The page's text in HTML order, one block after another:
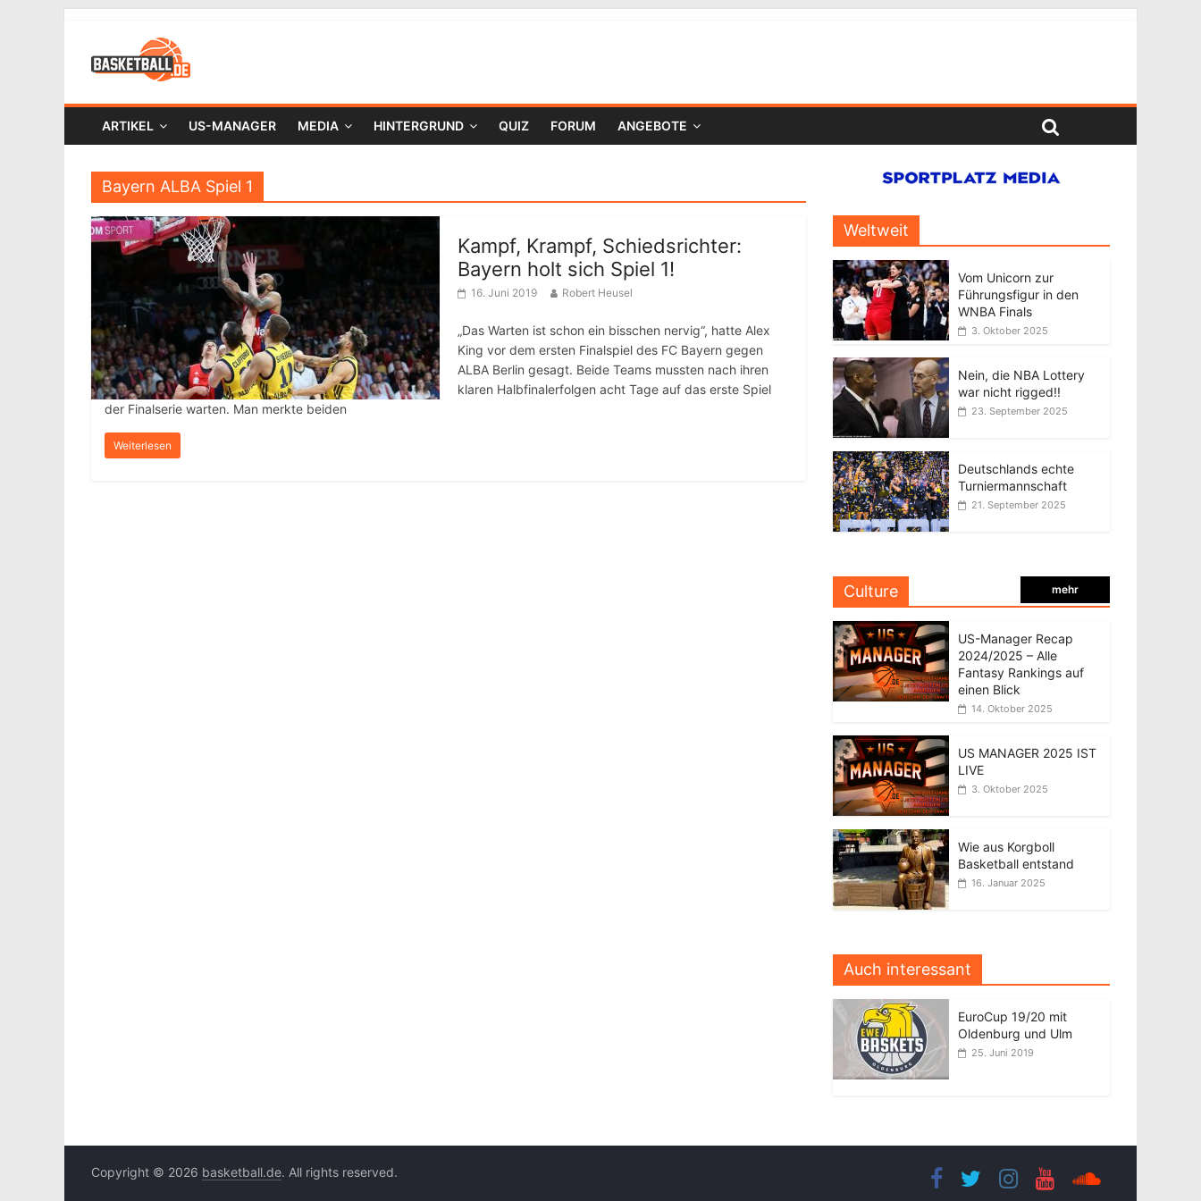
ARTIKEL US-MANAGER MEDIA HINTERGRUND QUIZ FORUM ANGEBOTE
Bayern ALBA Spiel 1
Kampf, Krampf, Schiedsrichter:
Bayern holt sich Spiel 1!
16. Juni 2019 Robert Heusel
„Das Warten ist schon ein bisschen nervig“, hatte Alex
King vor dem ersten Finalspiel des FC Bayern gegen
ALBA Berlin gesagt. Beide Teams mussten nach ihren
klaren Halbfinalerfolgen acht Tage auf das erste Spiel
der Finalserie warten. Man merkte beiden
Weiterlesen
Weltweit
Vom Unicorn zur
Führungsfigur in den
WNBA Finals
3. Oktober 2025
Nein, die NBA Lottery
war nicht rigged!!
23. September 2025
Deutschlands echte
Turniermannschaft
21. September 2025
Culture mehr
US-Manager Recap
2024/2025 – Alle
Fantasy Rankings auf
einen Blick
14. Oktober 2025
US MANAGER 2025 IST
LIVE
3. Oktober 2025
Wie aus Korgboll
Basketball entstand
16. Januar 2025
Auch interessant
EuroCup 19/20 mit
Oldenburg und Ulm
25. Juni 2019
Copyright © 2026 basketball.de. All rights reserved.